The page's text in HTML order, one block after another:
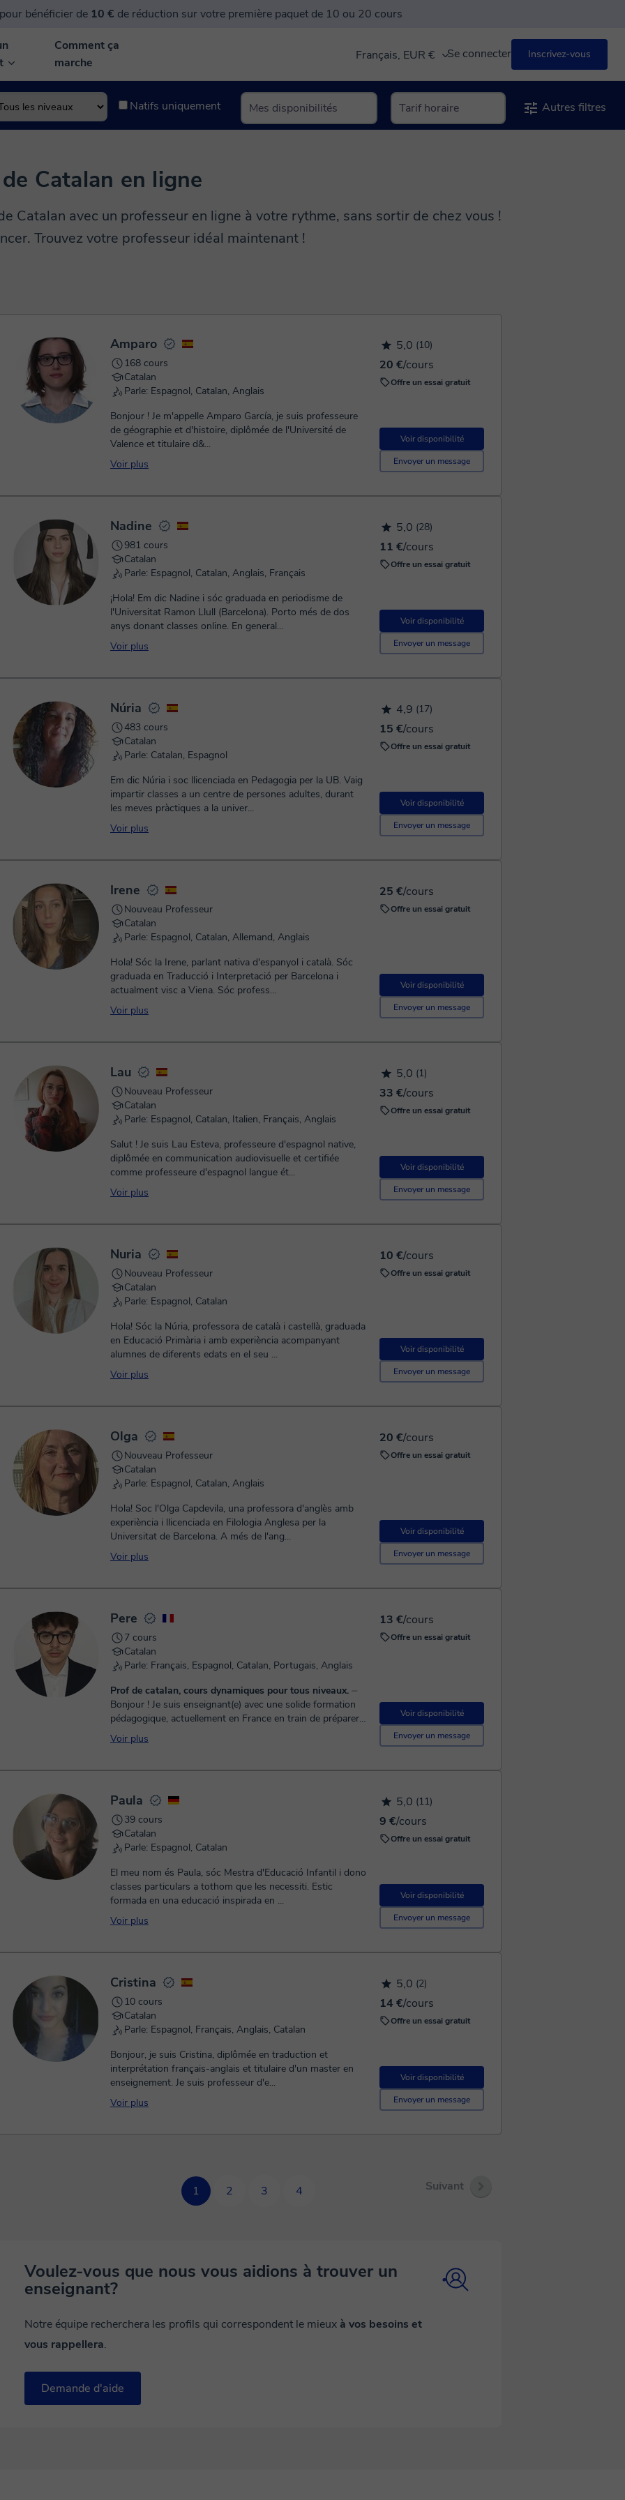
pour bénéficier de 10 € de réduction sur votre première paquet de 10 ou 20 cours
Comment ça
marche
Français, EUR € Se connecter Inscrivez-vous
Natifs uniquement Autres filtres
Catalan en ligne
Catalan avec un professeur en ligne à votre rythme, sans sortir de chez vous !
Trouvez votre professeur idéal maintenant !
5,0 (10)
20 €/cours
Offre un essai gratuit
Voir disponibilité
Envoyer un message
Amparo
168 cours
Catalan
Parle: Espagnol, Catalan, Anglais
Bonjour ! Je m'appelle Amparo García, je suis professeure
de géographie et d'histoire, diplômée de l'Université de
Valence et titulaire d&...
Voir plus
5,0 (28)
11 €/cours
Offre un essai gratuit
Voir disponibilité
Envoyer un message
Nadine
981 cours
Catalan
Parle: Espagnol, Catalan, Anglais, Français
¡Hola! Em dic Nadine i sóc graduada en periodisme de
l'Universitat Ramon Llull (Barcelona). Porto més de dos
anys donant classes online. En general...
Voir plus
4,9 (17)
15 €/cours
Offre un essai gratuit
Voir disponibilité
Envoyer un message
Núria
483 cours
Catalan
Parle: Catalan, Espagnol
Em dic Núria i soc llicenciada en Pedagogia per la UB. Vaig
impartir classes a un centre de persones adultes, durant
les meves pràctiques a la univer...
Voir plus
25 €/cours
Offre un essai gratuit
Voir disponibilité
Envoyer un message
Irene
Nouveau Professeur
Catalan
Parle: Espagnol, Catalan, Allemand, Anglais
Hola! Sóc la Irene, parlant nativa d'espanyol i català. Sóc
graduada en Traducció i Interpretació per Barcelona i
actualment visc a Viena. Sóc profess...
Voir plus
5,0 (1)
33 €/cours
Offre un essai gratuit
Voir disponibilité
Envoyer un message
Lau
Nouveau Professeur
Catalan
Parle: Espagnol, Catalan, Italien, Français, Anglais
Salut ! Je suis Lau Esteva, professeure d'espagnol native,
diplômée en communication audiovisuelle et certifiée
comme professeure d'espagnol langue ét...
Voir plus
10 €/cours
Offre un essai gratuit
Voir disponibilité
Envoyer un message
Nuria
Nouveau Professeur
Catalan
Parle: Espagnol, Catalan
Hola! Sóc la Núria, professora de català i castellà, graduada
en Educació Primària i amb experiència acompanyant
alumnes de diferents edats en el seu ...
Voir plus
20 €/cours
Offre un essai gratuit
Voir disponibilité
Envoyer un message
Olga
Nouveau Professeur
Catalan
Parle: Espagnol, Catalan, Anglais
Hola! Soc l'Olga Capdevila, una professora d'anglès amb
experiència i llicenciada en Filologia Anglesa per la
Universitat de Barcelona. A més de l'ang...
Voir plus
13 €/cours
Offre un essai gratuit
Voir disponibilité
Envoyer un message
Pere
7 cours
Catalan
Parle: Français, Espagnol, Catalan, Portugais, Anglais
Prof de catalan, cours dynamiques pour tous niveaux. ⏤
Bonjour ! Je suis enseignant(e) avec une solide formation
pédagogique, actuellement en France en train de préparer
le CRPE (Concours de Recrutement de...
Voir plus
5,0 (11)
9 €/cours
Offre un essai gratuit
Voir disponibilité
Envoyer un message
Paula
39 cours
Catalan
Parle: Espagnol, Catalan
El meu nom és Paula, sóc Mestra d'Educació Infantil i dono
classes particulars a tothom que les necessiti. Estic
formada en una educació inspirada en ...
Voir plus
5,0 (2)
14 €/cours
Offre un essai gratuit
Voir disponibilité
Envoyer un message
Cristina
10 cours
Catalan
Parle: Espagnol, Français, Anglais, Catalan
Bonjour, je suis Cristina, diplômée en traduction et
interprétation français-anglais et titulaire d'un master en
enseignement. Je suis professeur d'e...
Voir plus
1 2 3 4 Suivant
Voulez-vous que nous vous aidions à trouver un
enseignant?
Notre équipe recherchera les profils qui correspondent le mieux à vos besoins et
vous rappellera.
Demande d'aide